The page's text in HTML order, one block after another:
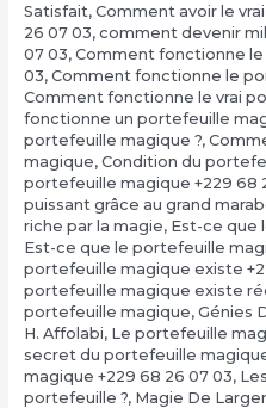
Satisfait, Comment avoir le
26 07 03, comment devenir
07 03, Comment fonctionne
03, Comment fonctionne le
Comment fonctionne le vrai
fonctionne un portefeuille
portefeuille magique ?,
magique, Condition du
portefeuille magique +229 68
puissant grâce au grand
riche par la magie, Est-ce que
Est-ce que le portefeuille
portefeuille magique existe
portefeuille magique existe
portefeuille magique, Génies
H. Affolabi, Le portefeuille
secret du portefeuille
magique +229 68 26 07 03,
portefeuille ?, Magie De